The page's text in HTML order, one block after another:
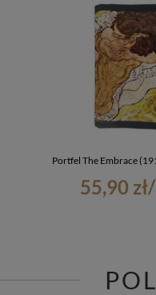
Portfel The Embrace
55,90 zł/